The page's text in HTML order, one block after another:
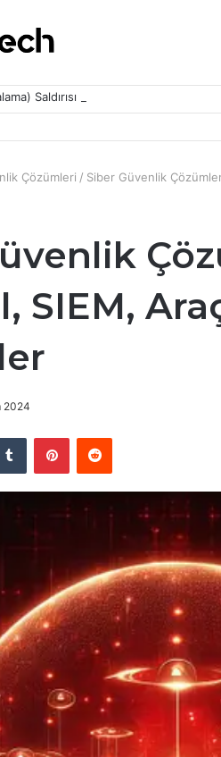
Saldırısı Nedir? Türleri ve
Çözümleri / Siber Güvenlik
SIEM,
2024
Tumblr PinterestReddit